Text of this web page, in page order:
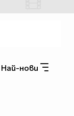
Най-нови